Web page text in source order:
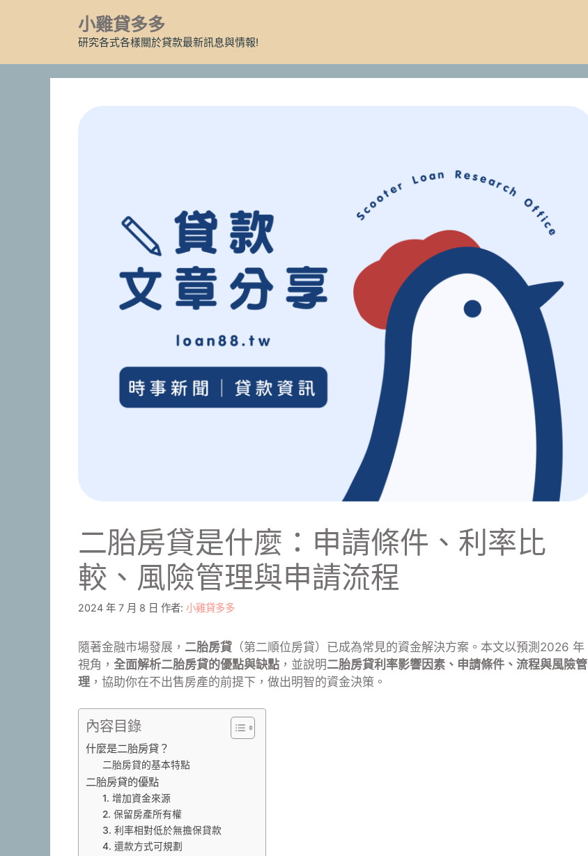
小雞貸多多
研究各式各樣關於貸款最新訊息與情報!
二胎房貸是什麼：申請條件、利率比
較、風險管理與申請流程
2024 年 7 月 8 日 作者: 小雞貸多多
隨著金融市場發展， 二胎房貸 （第二順位房貸）已成為常見的資金解決方案。本文以預測2026 年
視角， 全面解析二胎房貸的優點與缺點 ，並說明二胎房貸利率影響因素、申請條件、流程與風險管
理 ，協助你在不出售房產的前提下，做出明智的資金決策。
內容目錄
什麼是二胎房貸？
二胎房貸的基本特點
二胎房貸的優點
1. 增加資金來源
2. 保留房產所有權
3. 利率相對低於無擔保貸款
4. 還款方式可規劃